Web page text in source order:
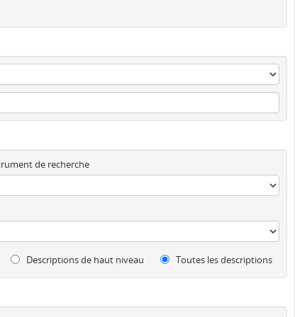
de recherche
Descriptions de haut niveau Toutes les descriptions